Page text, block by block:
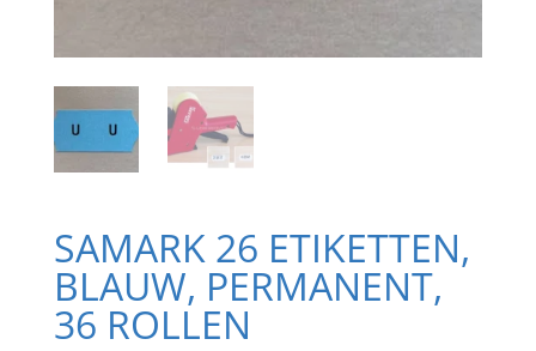
SAMARK 26 ETIKETTEN,
BLAUW, PERMANENT,
36 ROLLEN